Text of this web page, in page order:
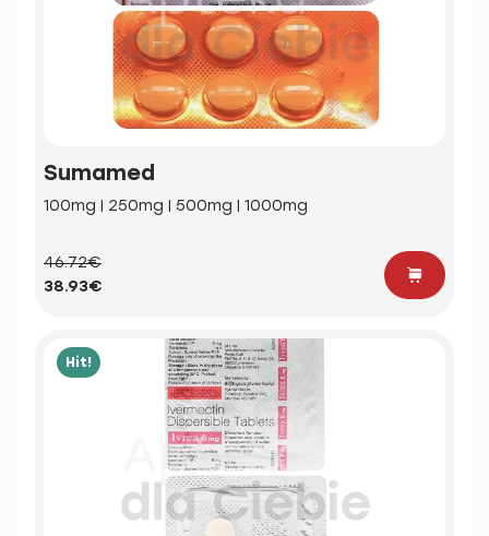
Sumamed
100mg | 250mg | 500mg | 1000mg
46.72€
38.93€
Hit!